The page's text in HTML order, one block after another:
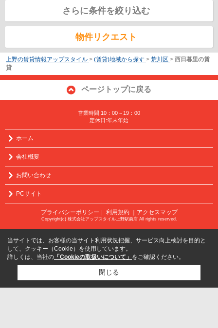
さらに条件を絞り込む
物件リクエスト
上野の賃貸情報アップスタイル > (賃貸)地域から探す > 荒川区 > 西日暮里の賃
貸
ページトップに戻る
営業時間:10：00～19：00
定休日:年末年始
ホーム
会社概要
お問い合わせ
PCサイト
プライバシーポリシー ｜ 利用規約 ｜アクセスマップ
Copyright(c) 株式会社アップスタイル上野駅前店 All rights reserved.
当サイトでは、お客様の当サイト利用状況把握、サービス向上検討を目的と
して、クッキー（Cookie）を使用しています。
詳しくは、当社の 「Cookieの取扱いについて」 をご確認ください。
閉じる